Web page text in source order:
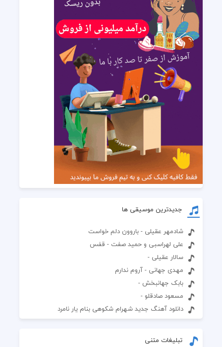
جدیدترین موسیقی ها
شادمهر عقیلی - باروون دلم خواست
علی لهراسبی و حمید صفت - قفس
سالار عقیلی -
مهدی جهانی - آروم ندارم
بابک جهانبخش -
مسعود صادقلو -
دانلود آهنگ جدید شهرام شکوهی بنام یار نامرد
تبلیغات متنی